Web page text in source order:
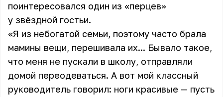
поинтересовался один из «перцев»
у звёздной гостьи.
«Я из небогатой семьи, поэтому часто брала
мамины вещи, перешивала их... Бывало такое,
что меня не пускали в школу, отправляли
домой переодеваться. А вот мой классный
руководитель говорил: ноги красивые — пусть